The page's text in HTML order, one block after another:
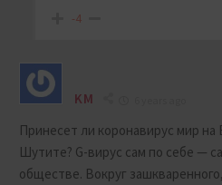
-4
KM
Принесет ли коронавирус мир
Шутите? G-вирус сам по себе —
обществе. Вокруг